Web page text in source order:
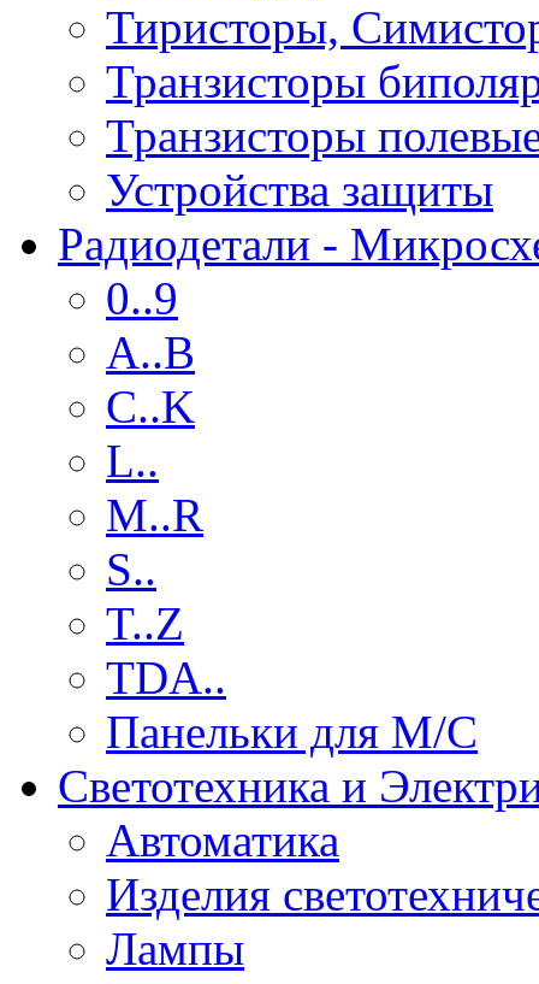
Тиристоры,
Транзисторы
Транзисторы
Устройства защиты
Радиодетали -
0..9
A..B
C..K
L..
M..R
S..
T..Z
TDA..
Панельки для М/С
Светотехника и
Автоматика
Изделия
Лампы